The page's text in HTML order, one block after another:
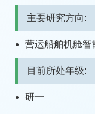
主要研究方向:
营运船舶机舱智
目前所处年级:
研一